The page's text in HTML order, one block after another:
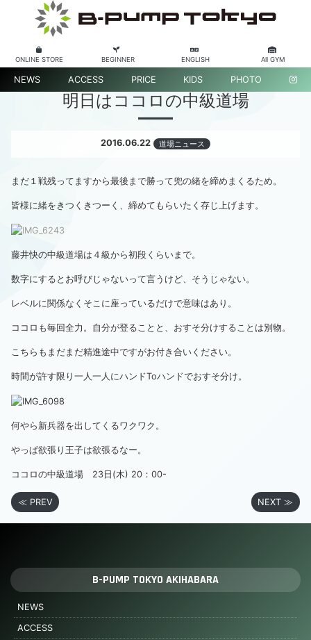
ONLINE STORE BEGINNER ENGLISH All GYM
NEWS ACCESS PRICE KIDS PHOTO
明日はココロの中級道場
2016.06.22 道場ニュース
まだ１戦残ってますから最後まで勝って兜の緒を締めまくるため。
皆様に緒をきつくきつーく、締めてもらいたく存じ上げます。
藤井快の中級道場は４級から初段くらいまで。
数字にするとお呼びじゃないって言うけど、そうじゃない。
レベルに関係なくそこに座っているだけで意味はあり。
ココロも毎回全力。自分が登ることと、おすそ分けすることは別物。
こちらもまだまだ精進途中ですがお付き合いください。
時間が許す限り一人一人にハンドToハンドでおすそ分け。
何やら新兵器を出してくるワクワク。
やっぱ欲張り王子は欲張るなー。
ココロの中級道場 23日(木) 20：00-
≪ PREV NEXT ≫
B-PUMP TOKYO AKIHABARA
NEWS
ACCESS